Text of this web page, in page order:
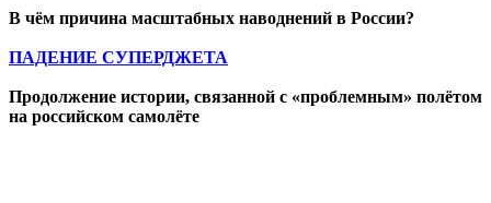
В чём причина масштабных наводнений в России?
ПАДЕНИЕ СУПЕРДЖЕТА
Продолжение истории, связанной с «проблемным» полётом
на российском самолёте